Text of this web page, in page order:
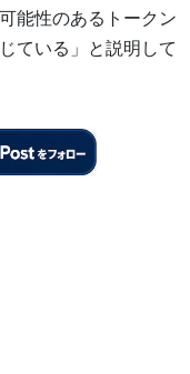
能性のあるトークン
ている」と説明して